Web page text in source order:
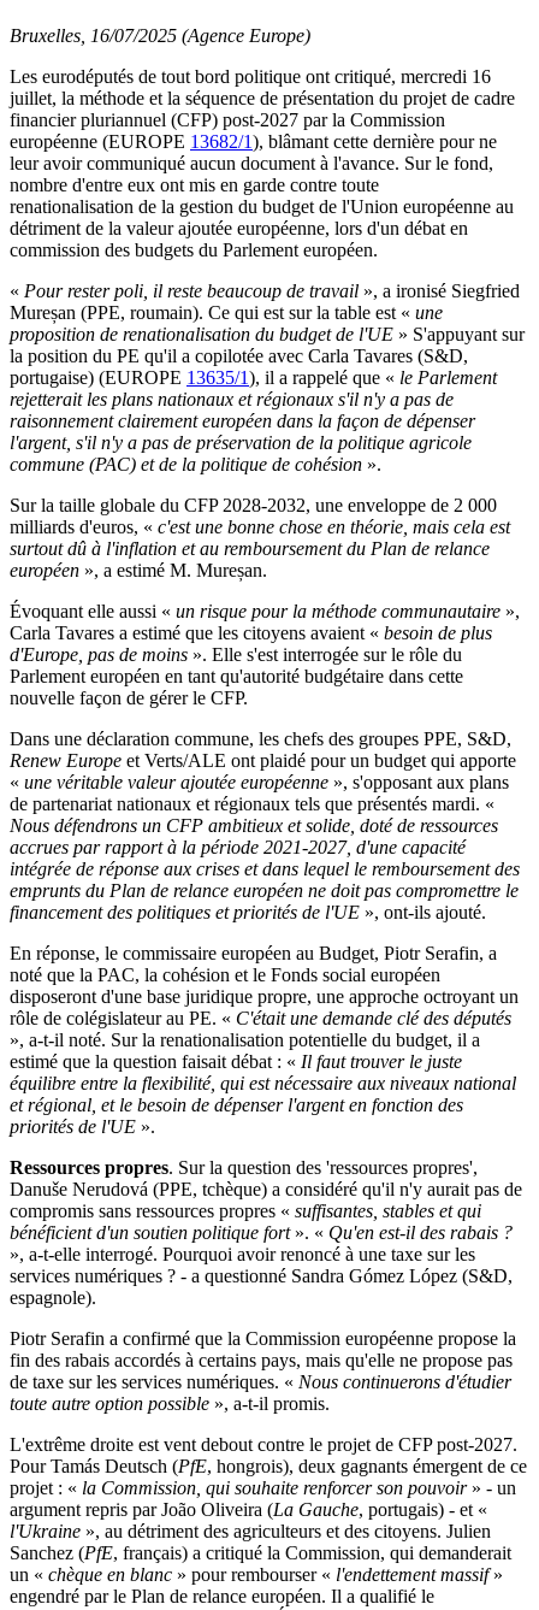
Bruxelles, 16/07/2025 (Agence Europe)
Les eurodéputés de tout bord politique ont critiqué, mercredi 16
juillet, la méthode et la séquence de présentation du projet de cadre
financier pluriannuel (CFP) post-2027 par la Commission
européenne (EUROPE 13682/1), blâmant cette dernière pour ne
leur avoir communiqué aucun document à l'avance. Sur le fond,
nombre d'entre eux ont mis en garde contre toute
renationalisation de la gestion du budget de l'Union européenne au
détriment de la valeur ajoutée européenne, lors d'un débat en
commission des budgets du Parlement européen.
« Pour rester poli, il reste beaucoup de travail », a ironisé Siegfried
Mureșan (PPE, roumain). Ce qui est sur la table est « une
proposition de renationalisation du budget de l'UE » S'appuyant sur
la position du PE qu'il a copilotée avec Carla Tavares (S&D,
portugaise) (EUROPE 13635/1), il a rappelé que « le Parlement
rejetterait les plans nationaux et régionaux s'il n'y a pas de
raisonnement clairement européen dans la façon de dépenser
l'argent, s'il n'y a pas de préservation de la politique agricole
commune (PAC) et de la politique de cohésion ».
Sur la taille globale du CFP 2028-2032, une enveloppe de 2 000
milliards d'euros, « c'est une bonne chose en théorie, mais cela est
surtout dû à l'inflation et au remboursement du Plan de relance
européen », a estimé M. Mureșan.
Évoquant elle aussi « un risque pour la méthode communautaire »,
Carla Tavares a estimé que les citoyens avaient « besoin de plus
d'Europe, pas de moins ». Elle s'est interrogée sur le rôle du
Parlement européen en tant qu'autorité budgétaire dans cette
nouvelle façon de gérer le CFP.
Dans une déclaration commune, les chefs des groupes PPE, S&D,
Renew Europe et Verts/ALE ont plaidé pour un budget qui apporte
« une véritable valeur ajoutée européenne », s'opposant aux plans
de partenariat nationaux et régionaux tels que présentés mardi. «
Nous défendrons un CFP ambitieux et solide, doté de ressources
accrues par rapport à la période 2021-2027, d'une capacité
intégrée de réponse aux crises et dans lequel le remboursement des
emprunts du Plan de relance européen ne doit pas compromettre le
financement des politiques et priorités de l'UE », ont-ils ajouté.
En réponse, le commissaire européen au Budget, Piotr Serafin, a
noté que la PAC, la cohésion et le Fonds social européen
disposeront d'une base juridique propre, une approche octroyant un
rôle de colégislateur au PE. « C'était une demande clé des députés
», a-t-il noté. Sur la renationalisation potentielle du budget, il a
estimé que la question faisait débat : « Il faut trouver le juste
équilibre entre la flexibilité, qui est nécessaire aux niveaux national
et régional, et le besoin de dépenser l'argent en fonction des
priorités de l'UE ».
Ressources propres. Sur la question des 'ressources propres',
Danuše Nerudová (PPE, tchèque) a considéré qu'il n'y aurait pas de
compromis sans ressources propres « suffisantes, stables et qui
bénéficient d'un soutien politique fort ». « Qu'en est-il des rabais ?
», a-t-elle interrogé. Pourquoi avoir renoncé à une taxe sur les
services numériques ? - a questionné Sandra Gómez López (S&D,
espagnole).
Piotr Serafin a confirmé que la Commission européenne propose la
fin des rabais accordés à certains pays, mais qu'elle ne propose pas
de taxe sur les services numériques. « Nous continuerons d'étudier
toute autre option possible », a-t-il promis.
L'extrême droite est vent debout contre le projet de CFP post-2027.
Pour Tamás Deutsch (PfE, hongrois), deux gagnants émergent de ce
projet : « la Commission, qui souhaite renforcer son pouvoir » - un
argument repris par João Oliveira (La Gauche, portugais) - et «
l'Ukraine », au détriment des agriculteurs et des citoyens. Julien
Sanchez (PfE, français) a critiqué la Commission, qui demanderait
un « chèque en blanc » pour rembourser « l'endettement massif»
engendré par le Plan de relance européen. Il a qualifié le